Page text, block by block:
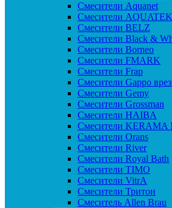
Смесители Aquanet
Смесители AQUATEK
Смесители BELZ
Смесители Black &
Смесители Borneo
Смесители FMARK
Смесители Frap
Смесители Gappo
Смесители Gemy
Смесители Grossman
Смесители HAIBA
Смесители
Смесители Orans
Смесители River
Смесители Royal Bath
Смесители TIMO
Смесители VitrA
Смесители Тритон
Смеситель Allen Brau